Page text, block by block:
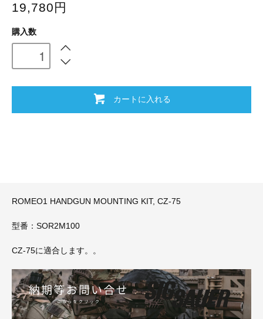
19,780円
購入数
カートに入れる
ROMEO1 HANDGUN MOUNTING KIT, CZ-75
型番：SOR2M100
CZ-75に適合します。。